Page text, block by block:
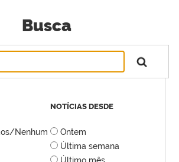
Busca
Nenhum
NOTÍCIAS DESDE
Ontem
Última semana
Último mês